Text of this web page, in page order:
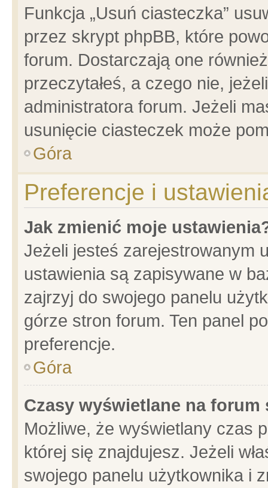
Funkcja „Usuń ciasteczka”
przez skrypt phpBB, które
forum. Dostarczają one
przeczytałeś, a czego nie,
administratora forum. Jeżeli
usunięcie ciasteczek może
Góra
Preferencje i
Jak zmienić moje
Jeżeli jesteś zarejestrowanym
ustawienia są zapisywane w
zajrzyj do swojego panelu
górze stron forum. Ten panel
preferencje.
Góra
Czasy wyświetlane na forum
Możliwe, że wyświetlany czas
której się znajdujesz. Jeżeli
swojego panelu użytkownika i